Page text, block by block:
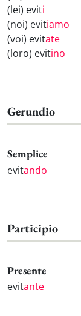
(lei) eviti
(noi) evitiamo
(voi) evitate
(loro) evitino
Gerundio
Semplice
evitando
Participio
Presente
evitante